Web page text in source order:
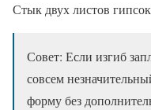
Стык двух листов
Совет: Если изгиб
совсем
форму без